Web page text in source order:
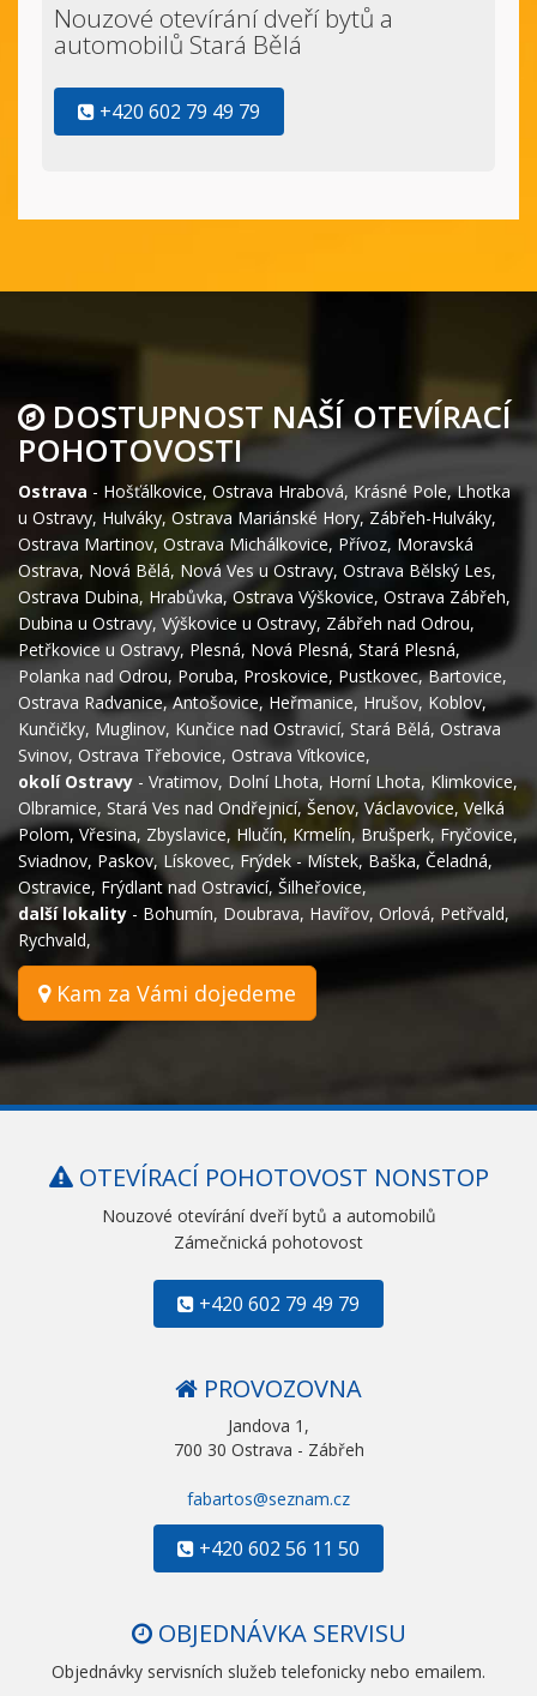
Nouzové otevírání dveří bytů a
automobilů Stará Bělá
+420 602 79 49 79
DOSTUPNOST NAŠÍ OTEVÍRACÍ
POHOTOVOSTI
Ostrava - Hošťálkovice, Ostrava Hrabová, Krásné Pole,Lhotka
u Ostravy, Hulváky, Ostrava Mariánské Hory,Zábřeh-Hulváky,
Ostrava Martinov, Ostrava Michálkovice, Přívoz, Moravská
Ostrava, Nová Bělá, Nová Ves u Ostravy, Ostrava Bělský Les,
Ostrava Dubina, Hrabůvka,Ostrava Výškovice, Ostrava Zábřeh,
Dubina u Ostravy, Výškovice u Ostravy, Zábřeh nad Odrou,
Petřkovice u Ostravy, Plesná, Nová Plesná, Stará Plesná,
Polanka nad Odrou, Poruba, Proskovice, Pustkovec,Bartovice,
Ostrava Radvanice,Antošovice, Heřmanice, Hrušov, Koblov,
Kunčičky, Muglinov, Kunčice nad Ostravicí, Stará Bělá, Ostrava
Svinov, Ostrava Třebovice, Ostrava Vítkovice,
okolí Ostravy - Vratimov, Dolní Lhota, Horní Lhota, Klimkovice,
Olbramice, Stará Ves nad Ondřejnicí,Šenov,Václavovice, Velká
Polom,Vřesina, Zbyslavice, Hlučín, Krmelín,Brušperk,Fryčovice,
Sviadnov, Paskov, Lískovec, Frýdek - Místek,Baška, Čeladná,
Ostravice, Frýdlant nad Ostravicí, Šilheřovice,
další lokality - Bohumín, Doubrava, Havířov, Orlová, Petřvald,
Rychvald,
Kam za Vámi dojedeme
OTEVÍRACÍ POHOTOVOST NONSTOP
Nouzové otevírání dveří bytů a automobilů
Zámečnická pohotovost
+420 602 79 49 79
PROVOZOVNA
Jandova 1,
700 30 Ostrava - Zábřeh
fabartos@seznam.cz
+420 602 56 11 50
OBJEDNÁVKA SERVISU
Objednávky servisních služeb telefonicky nebo emailem.